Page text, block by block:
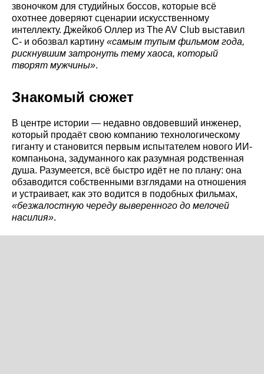
звоночком для студийных боссов, которые всё
охотнее доверяют сценарии искусственному
интеллекту. Джейкоб Оллер из The AV Club выставил
C- и обозвал картину «самым тупым фильмом года,
рискнувшим затронуть тему хаоса, который
творят мужчины».
Знакомый сюжет
В центре истории — недавно овдовевший инженер,
который продаёт свою компанию технологическому
гиганту и становится первым испытателем нового ИИ-
компаньона, задуманного как разумная родственная
душа. Разумеется, всё быстро идёт не по плану: она
обзаводится собственными взглядами на отношения
и устраивает, как это водится в подобных фильмах,
«безжалостную череду выверенного до мелочей
насилия».